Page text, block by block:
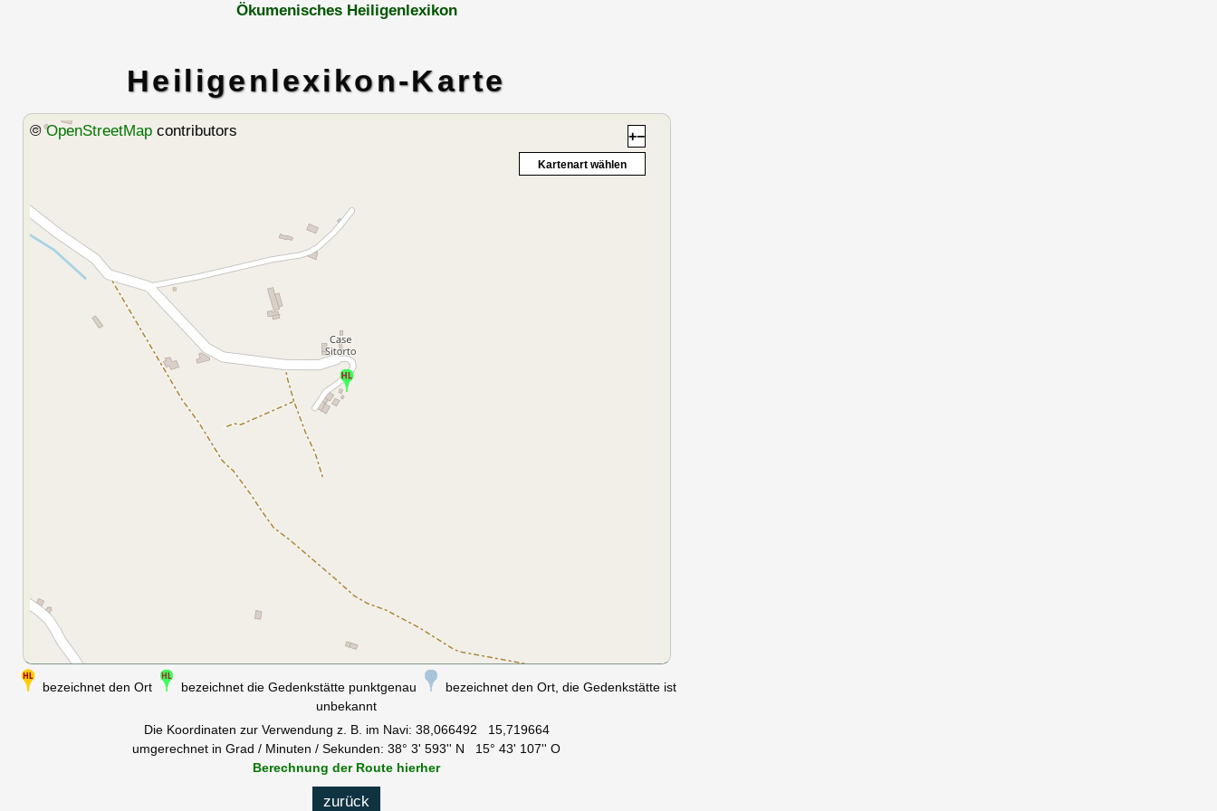
Ökumenisches Heiligenlexikon
Heiligenlexikon-Karte
+−
©OpenStreetMapcontributors
Kartenart wählen
bezeichnet den Ort bezeichnet die Gedenkstätte punktgenau
bezeichnet den Ort, die Gedenkstätte ist
unbekannt
Die Koordinaten zur Verwendung z. B. im Navi: 38,066492 15,719664
umgerechnet in Grad / Minuten / Sekunden: 38° 3' 593'' N 15° 43' 107'' O
Berechnung der Route hierher